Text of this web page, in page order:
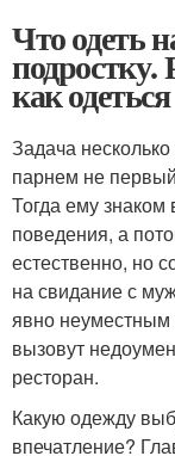
Что одеть
подростку.
как одеться
Задача
парнем не
Тогда ему
поведения, а
естественно, но
на свидание с
явно неуместным
вызовут
ресторан.
Какую одежду
впечатление?